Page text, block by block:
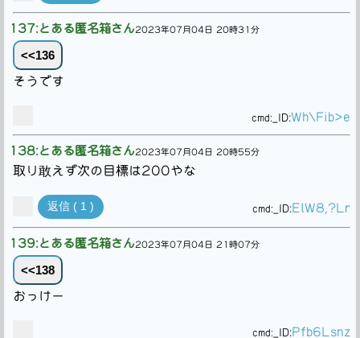
137:とある匿名箱さん2023年07月04日 20時31分
<<136
そうです
cmd: _ID:Wh\Fib>e
138:とある匿名箱さん2023年07月04日 20時55分
取り敢えず次の目標は200やな
返信 ( 1 ) cmd: _ID:ElW8,?Lr
139:とある匿名箱さん2023年07月04日 21時07分
<<138
おっけー
cmd: _ID:Pfb6Lsnz